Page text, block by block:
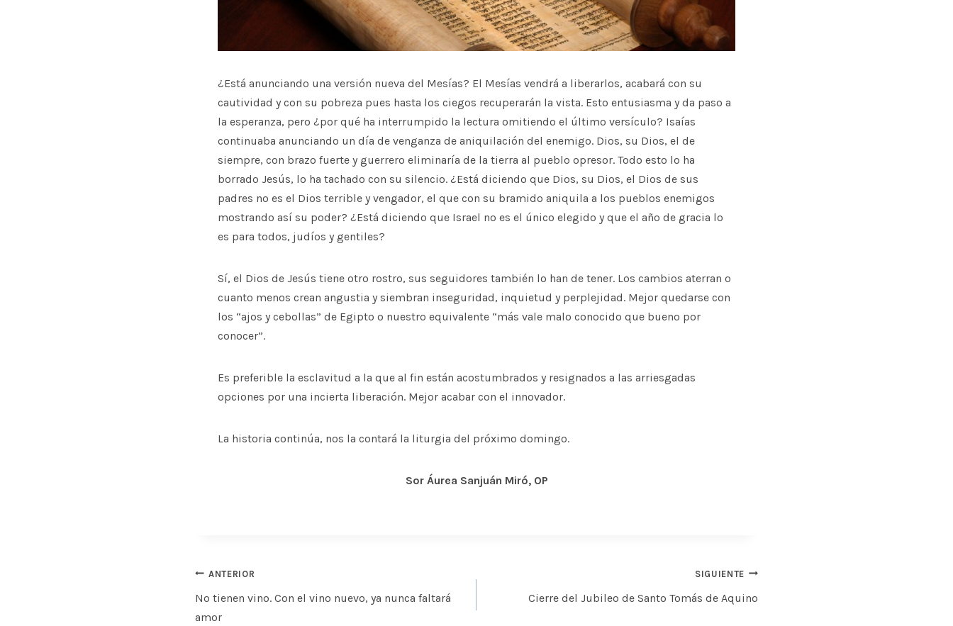
¿Está anunciando una versión nueva del Mesías? El Mesías vendrá a liberarlos, acabará con su
cautividad y con su pobreza pues hasta los ciegos recuperarán la vista. Esto entusiasma y da paso a
la esperanza, pero ¿por qué ha interrumpido la lectura omitiendo el último versículo? Isaías
continuaba anunciando un día de venganza de aniquilación del enemigo. Dios, su Dios, el de
siempre, con brazo fuerte y guerrero eliminaría de la tierra al pueblo opresor. Todo esto lo ha
borrado Jesús, lo ha tachado con su silencio. ¿Está diciendo que Dios, su Dios, el Dios de sus
padres no es el Dios terrible y vengador, el que con su bramido aniquila a los pueblos enemigos
mostrando así su poder? ¿Está diciendo que Israel no es el único elegido y que el año de gracia lo
es para todos, judíos y gentiles?
Sí, el Dios de Jesús tiene otro rostro, sus seguidores también lo han de tener. Los cambios aterran o
cuanto menos crean angustia y siembran inseguridad, inquietud y perplejidad. Mejor quedarse con
los “ajos y cebollas” de Egipto o nuestro equivalente “más vale malo conocido que bueno por
conocer”.
Es preferible la esclavitud a la que al fin están acostumbrados y resignados a las arriesgadas
opciones por una incierta liberación. Mejor acabar con el innovador.
La historia continúa, nos la contará la liturgia del próximo domingo.
Sor Áurea Sanjuán Miró, OP
Navegación
de
entradas
ANTERIOR
No tienen vino. Con el vino nuevo, ya nunca faltará
amor
SIGUIENTE
Cierre del Jubileo de Santo Tomás de Aquino